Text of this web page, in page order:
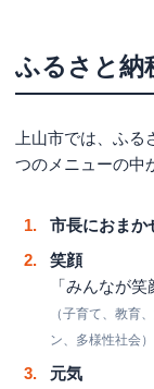
ふるさと納
上山市では、ふ
つのメニューの中
市長におまか
笑顔
「みんなが
（子育て、教育
ン、多様性社会）
元気